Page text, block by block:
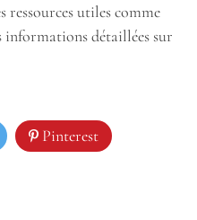
ressources utiles comme
informations détaillées sur
Pinterest